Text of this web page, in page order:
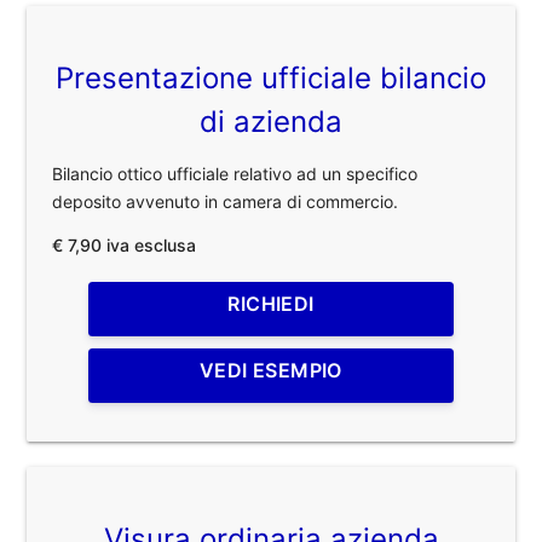
Presentazione ufficiale bilancio
di azienda
Bilancio ottico ufficiale relativo ad un specifico
deposito avvenuto in camera di commercio.
€ 7,90 iva esclusa
RICHIEDI
VEDI ESEMPIO